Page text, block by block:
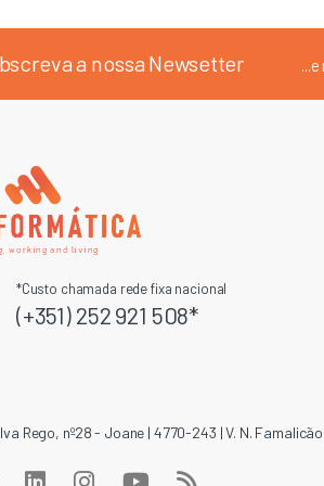
a nossa Newsetter
*Custo chamada rede fixa nacional
(+351) 252 921 508*
Rego, nº28 - Joane | 4770-243 | V. N. Famalicão